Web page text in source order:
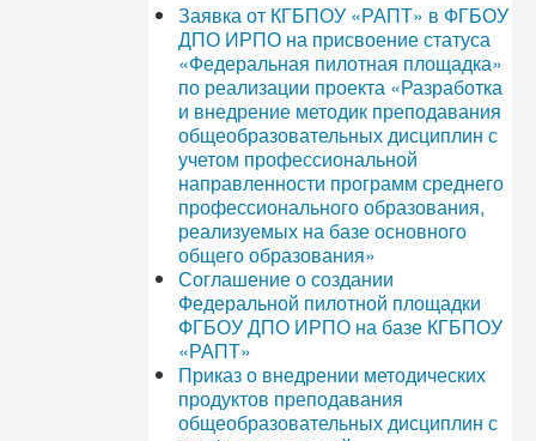
Заявка от КГБПОУ «РАПТ» в ФГБОУ
ДПО ИРПО на присвоение статуса
«Федеральная пилотная площадка»
по реализации проекта «Разработка
и внедрение методик преподавания
общеобразовательных дисциплин с
учетом профессиональной
направленности программ среднего
профессионального образования,
реализуемых на базе основного
общего образования»
Соглашение о создании
Федеральной пилотной площадки
ФГБОУ ДПО ИРПО на базе КГБПОУ
«РАПТ»
Приказ о внедрении методических
продуктов преподавания
общеобразовательных дисциплин с